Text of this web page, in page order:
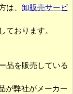
は、 卸販売サービ
ております。
品を販売している
が弊社がメーカー